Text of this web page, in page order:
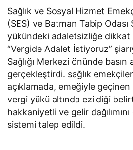
Sağlık ve Sosyal Hizmet
(SES) ve Batman Tabip Odası
yükündeki adaletsizliğe dikkat
“Vergide Adalet İstiyoruz”
Sağlığı Merkezi önünde basın
gerçekleştirdi. sağlık
açıklamada, emeğiyle geçinen
vergi yükü altında ezildiği
hakkaniyetli ve gelir
sistemi talep edildi.